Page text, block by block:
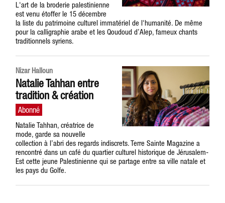
L'art de la broderie palestinienne
est venu étoffer le 15 décembre
la liste du patrimoine culturel immatériel de l'humanité. De même
pour la calligraphie arabe et les Qoudoud d’Alep, fameux chants
traditionnels syriens.
Nizar Halloun
Natalie Tahhan entre
tradition & création
Natalie Tahhan, créatrice de
mode, garde sa nouvelle
collection à l’abri des regards indiscrets. Terre Sainte Magazine a
rencontré dans un café du quartier culturel historique de Jérusalem-
Est cette jeune Palestinienne qui se partage entre sa ville natale et
les pays du Golfe.